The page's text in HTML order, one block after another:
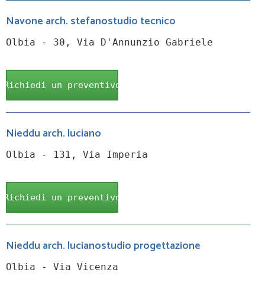
Navone arch. stefanostudio tecnico
Olbia - 30, Via D'Annunzio Gabriele
Richiedi un preventivo
Nieddu arch. luciano
Olbia - 131, Via Imperia
Richiedi un preventivo
Nieddu arch. lucianostudio progettazione
Olbia - Via Vicenza